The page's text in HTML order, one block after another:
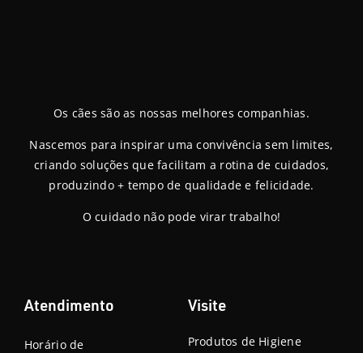
Os cães são as nossas melhores companhias.
Nascemos para inspirar uma convivência sem limites,
criando soluções que facilitam a rotina de cuidados,
produzindo + tempo de qualidade e felicidade.
O cuidado não pode virar trabalho!
Atendimento
Horário de
Visite
Produtos de Higiene